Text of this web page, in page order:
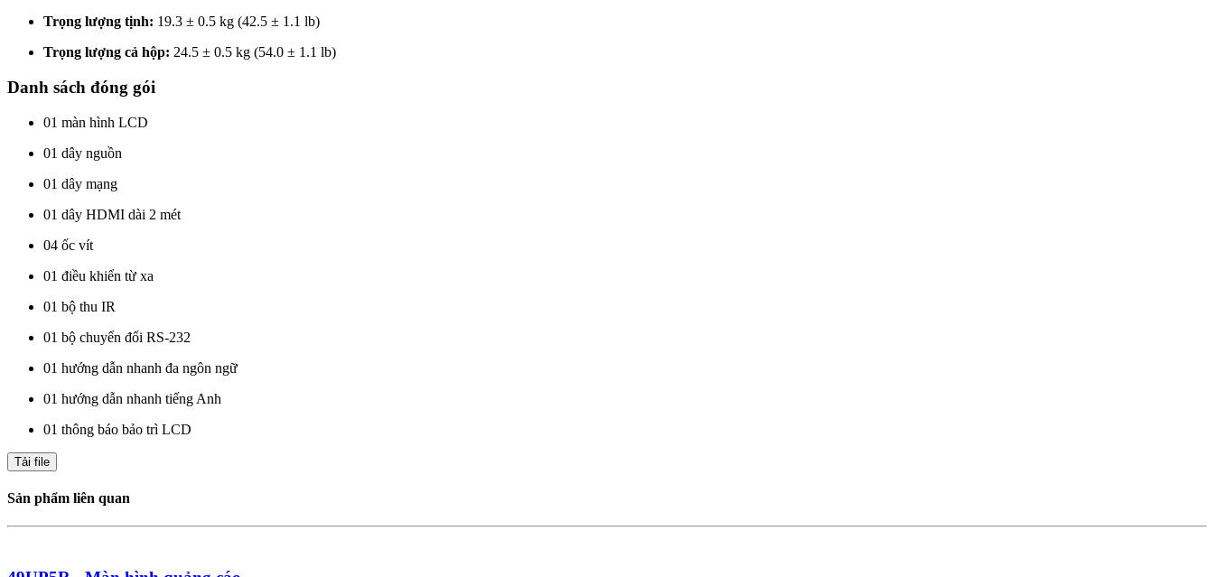
Trọng lượng tịnh: 19.3 ± 0.5 kg (42.5 ± 1.1 lb)
Trọng lượng cả hộp: 24.5 ± 0.5 kg (54.0 ± 1.1 lb)
Danh sách đóng gói
01 màn hình LCD
01 dây nguồn
01 dây mạng
01 dây HDMI dài 2 mét
04 ốc vít
01 điều khiển từ xa
01 bộ thu IR
01 bộ chuyển đổi RS-232
01 hướng dẫn nhanh đa ngôn ngữ
01 hướng dẫn nhanh tiếng Anh
01 thông báo bảo trì LCD
Tải file
Sản phẩm liên quan